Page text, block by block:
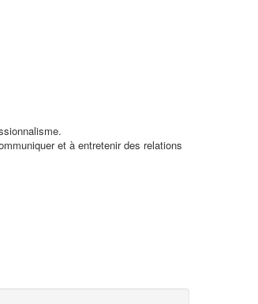
et à entretenir des relations